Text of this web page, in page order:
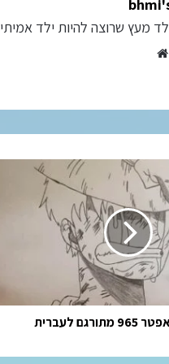
מעץ שרוצה להיות ילד אמיתי
לעברית